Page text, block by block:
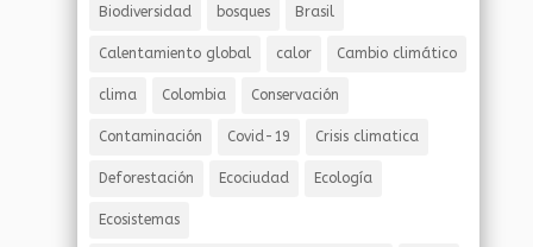
Biodiversidad bosques Brasil
Calentamiento global calor Cambio climático
clima Colombia Conservación
Contaminación Covid-19 Crisis climatica
Deforestación Ecociudad Ecología
Ecosistemas